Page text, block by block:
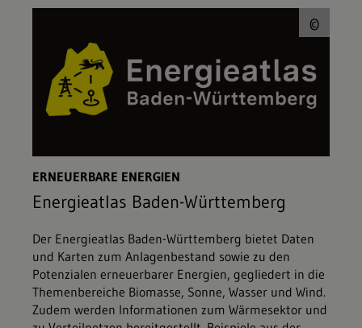
©
ERNEUERBARE ENERGIEN
Energieatlas Baden-Württemberg
Der Energieatlas Baden-Württemberg bietet Daten
und Karten zum Anlagenbestand sowie zu den
Potenzialen erneuerbarer Energien, gegliedert in die
Themenbereiche Biomasse, Sonne, Wasser und Wind.
Zudem werden Informationen zum Wärmesektor und